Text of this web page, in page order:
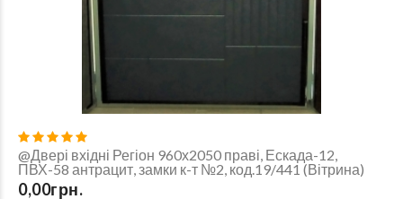
@Двері вхідні Регіон 960х2050 праві, Ескада-12,
ПВХ-58 антрацит, замки к-т №2, код.19/441 (Вітрина)
0,00грн.